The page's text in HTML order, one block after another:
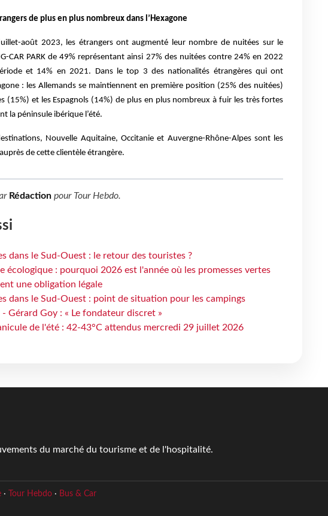
de plus en plus nombreux dans l’Hexagone
août 2023, les étrangers ont augmenté leur nombre de nuitées sur le
CAR PARK de 49% représentant ainsi 27% des nuitées contre 24% en 2022
et 14% en 2021. Dans le top 3 des nationalités étrangères qui ont
: les Allemands se maintiennent en première position (25% des nuitées)
(15%) et les Espagnols (14%) de plus en plus nombreux à fuir les très fortes
la péninsule ibérique l’été.
Nouvelle Aquitaine, Occitanie et Auvergne-Rhône-Alpes sont les
de cette clientèle étrangère.
Rédactionpour Tour Hebdo.
dans le Sud-Ouest : le retour des touristes ?
écologique : pourquoi 2026 est l'année où les promesses vertes
une obligation légale
dans le Sud-Ouest : point de situation pour les campings
Gérard Goy : « Le fondateur discret »
de l'été : 42-43°C attendus mercredi 29 juillet 2026
du marché du tourisme et de l'hospitalité.
· Tour Hebdo· Bus & Car